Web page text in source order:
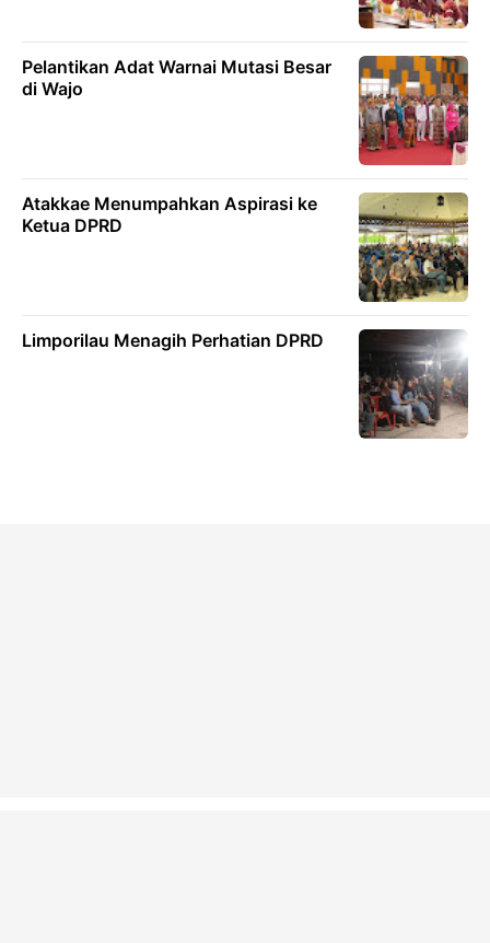
Pelantikan Adat Warnai Mutasi Besar
di Wajo
Atakkae Menumpahkan Aspirasi ke
Ketua DPRD
Limporilau Menagih Perhatian DPRD